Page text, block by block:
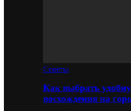
Советы
Как выбрать
восхождения на